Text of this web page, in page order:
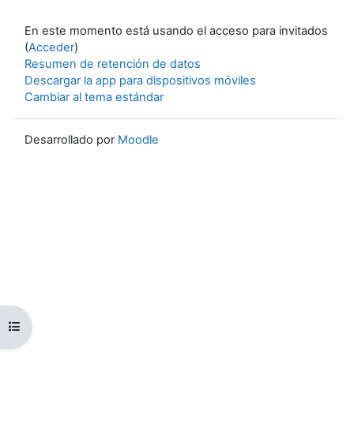
Abrir índice del curso
En este momento está usando el acceso para invitados
(Acceder)
Resumen de retención de datos
Descargar la app para dispositivos móviles
Cambiar al tema estándar
Desarrollado por Moodle